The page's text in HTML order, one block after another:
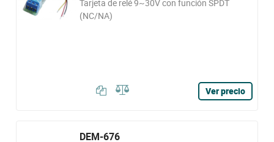
Tarjeta de relé 9~30V con función SPDT
(NC/NA)
Ver precio
DEM-676